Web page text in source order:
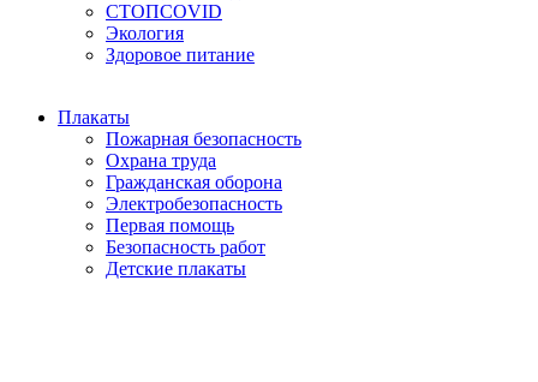
СТОПCOVID
Экология
Здоровое питание
Плакаты
Пожарная безопасность
Охрана труда
Гражданская оборона
Электробезопасность
Первая помощь
Безопасность работ
Детские плакаты